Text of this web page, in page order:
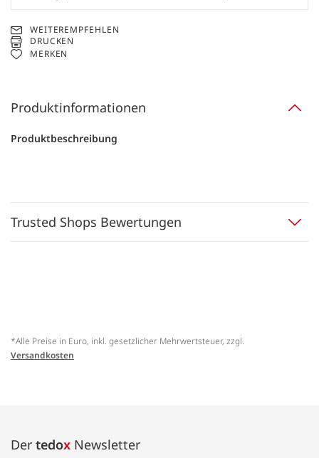
WEITEREMPFEHLEN
DRUCKEN
MERKEN
Produktinformationen
Produktbeschreibung
Trusted Shops Bewertungen
*Alle Preise in Euro, inkl. gesetzlicher Mehrwertsteuer, zzgl.
Versandkosten
Der tedox Newsletter